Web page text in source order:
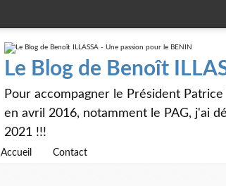
Le Blog de Benoît
Pour accompagner le Président
en avril 2016, notamment le PAG, j'ai
2021 !!!
Accueil Contact